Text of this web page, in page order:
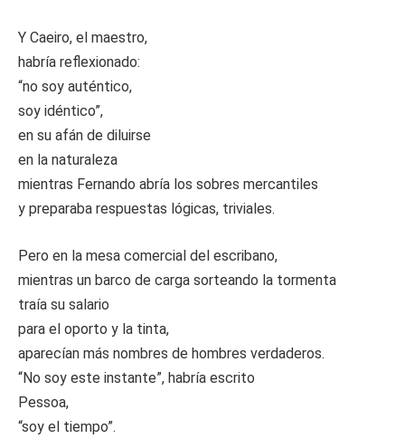
Y Caeiro, el maestro,
habría reflexionado:
“no soy auténtico,
soy idéntico”,
en su afán de diluirse
en la naturaleza
mientras Fernando abría los sobres mercantiles
y preparaba respuestas lógicas, triviales.
Pero en la mesa comercial del escribano,
mientras un barco de carga sorteando la tormenta
traía su salario
para el oporto y la tinta,
aparecían más nombres de hombres verdaderos.
“No soy este instante”, habría escrito
Pessoa,
“soy el tiempo”.